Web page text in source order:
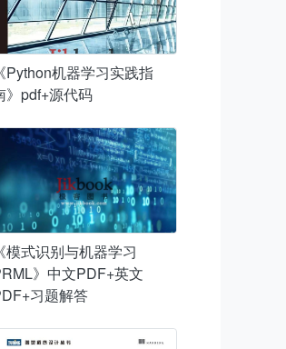
《Python机器学习实践指
》pdf+源代码
《模式识别与机器学习
》中文PDF+英文
习题解答